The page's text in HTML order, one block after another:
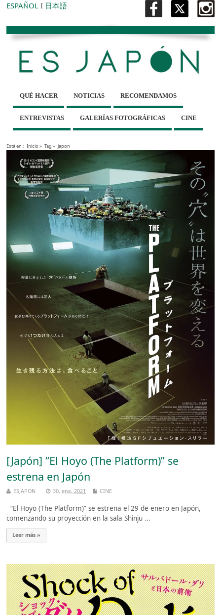
ESPAÑOL I 日本語
QUÉ HACER NOTICIAS RECOMENDAMOS
ENTREVISTAS GALERÍAS FOTOGRÁFICAS CINE
Está en : Inicio» Tag » japon
[Japón] “El Hoyo (The Platform)” se
estrena en Japón
ESJAPON 30, ene, 2021 CINE
“El Hoyo (The Platform)” se estrena el 29 de enero en Japón,
comenzando su proyección en la sala Shinju ...
Leer más »